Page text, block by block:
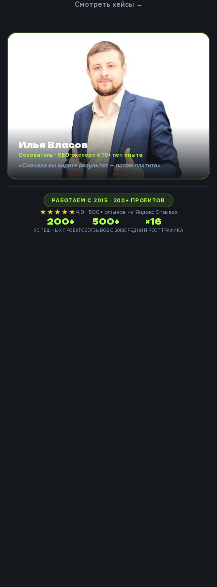
Смотреть кейсы →
Илья Власов
Основатель · SEO-эксперт с 10+ лет опыта
«Сначала вы видите результат — потом платите»
РАБОТАЕМ С 2015 · 200+ ПРОЕКТОВ
★★★★★ 4.9 · 500+ отзывов на Яндекс Отзывах
200+
УСПЕШНЫХ ПРОЕКТОВ
500+
ОТЗЫВОВ С 2018
×16
СРЕДНИЙ РОСТ ТРАФИКА